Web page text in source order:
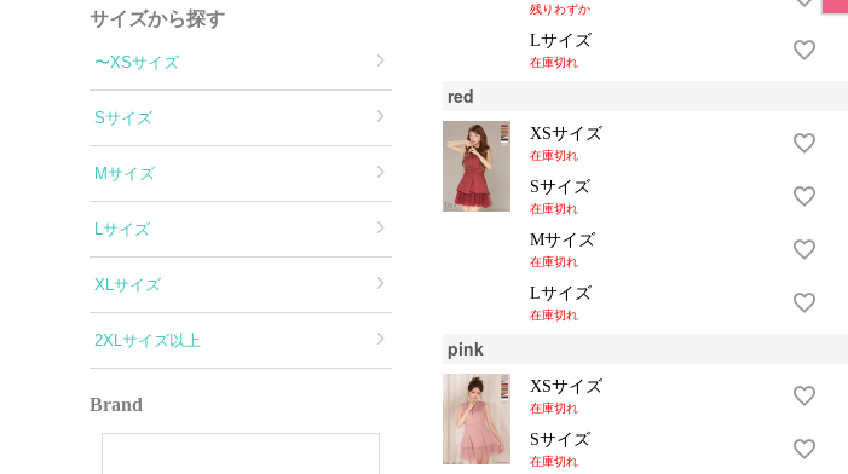
サイズから探す
〜XSサイズ
Sサイズ
Mサイズ
Lサイズ
XLサイズ
2XLサイズ以上
Brand
残りわずか
Lサイズ
在庫切れ
red
XSサイズ
在庫切れ
Sサイズ
在庫切れ
Mサイズ
在庫切れ
Lサイズ
在庫切れ
pink
XSサイズ
在庫切れ
Sサイズ
在庫切れ